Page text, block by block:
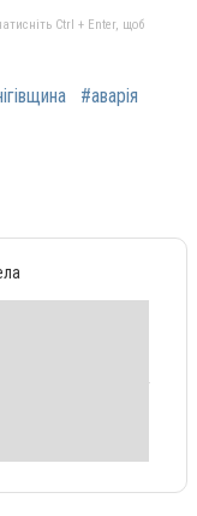
Ctrl + Enter, щоб
#аварія